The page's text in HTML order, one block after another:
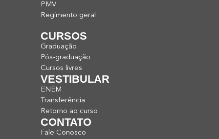
PMV
Regimento geral
CURSOS
Graduação
Pós-graduação
Cursos livres
VESTIBULAR
ENEM
Transferência
Retorno ao curso
CONTATO
Fale Conosco